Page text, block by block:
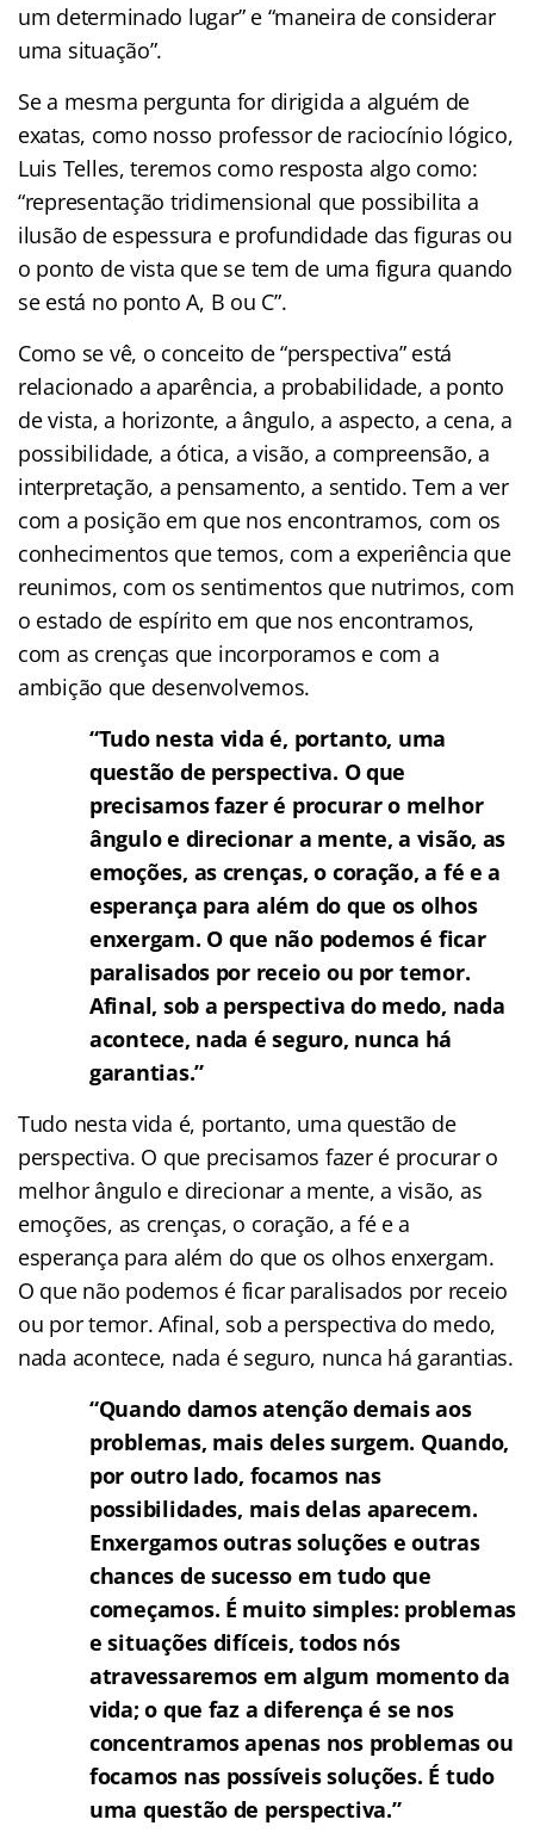
um determinado lugar” e “maneira de considerar
uma situação”.
Se a mesma pergunta for dirigida a alguém de
exatas, como nosso professor de raciocínio lógico,
Luis Telles, teremos como resposta algo como:
“representação tridimensional que possibilita a
ilusão de espessura e profundidade das figuras ou
o ponto de vista que se tem de uma figura quando
se está no ponto A, B ou C”.
Como se vê, o conceito de “perspectiva” está
relacionado a aparência, a probabilidade, a ponto
de vista, a horizonte, a ângulo, a aspecto, a cena, a
possibilidade, a ótica, a visão, a compreensão, a
interpretação, a pensamento, a sentido. Tem a ver
com a posição em que nos encontramos, com os
conhecimentos que temos, com a experiência que
reunimos, com os sentimentos que nutrimos, com
o estado de espírito em que nos encontramos,
com as crenças que incorporamos e com a
ambição que desenvolvemos.
“Tudo nesta vida é, portanto, uma
questão de perspectiva. O que
precisamos fazer é procurar o melhor
ângulo e direcionar a mente, a visão, as
emoções, as crenças, o coração, a fé e a
esperança para além do que os olhos
enxergam. O que não podemos é ficar
paralisados por receio ou por temor.
Afinal, sob a perspectiva do medo, nada
acontece, nada é seguro, nunca há
garantias.”
Tudo nesta vida é, portanto, uma questão de
perspectiva. O que precisamos fazer é procurar o
melhor ângulo e direcionar a mente, a visão, as
emoções, as crenças, o coração, a fé e a
esperança para além do que os olhos enxergam.
O que não podemos é ficar paralisados por receio
ou por temor. Afinal, sob a perspectiva do medo,
nada acontece, nada é seguro, nunca há garantias.
“Quando damos atenção demais aos
problemas, mais deles surgem. Quando,
por outro lado, focamos nas
possibilidades, mais delas aparecem.
Enxergamos outras soluções e outras
chances de sucesso em tudo que
começamos. É muito simples: problemas
e situações difíceis, todos nós
atravessaremos em algum momento da
vida; o que faz a diferença é se nos
concentramos apenas nos problemas ou
focamos nas possíveis soluções. É tudo
uma questão de perspectiva.”